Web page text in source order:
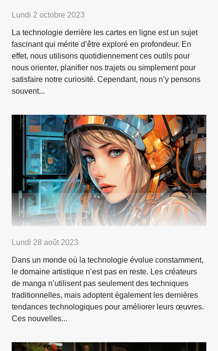
Lundi 2 octobre 2023
La technologie derrière les cartes en ligne est un sujet
fascinant qui mérite d’être exploré en profondeur. En
effet, nous utilisons quotidiennement ces outils pour
nous orienter, planifier nos trajets ou simplement pour
satisfaire notre curiosité. Cependant, nous n’y pensons
souvent...
Lundi 28 août 2023
Dans un monde où la technologie évolue constamment,
le domaine artistique n’est pas en reste. Les créateurs
de manga n’utilisent pas seulement des techniques
traditionnelles, mais adoptent également les dernières
tendances technologiques pour améliorer leurs œuvres.
Ces nouvelles...